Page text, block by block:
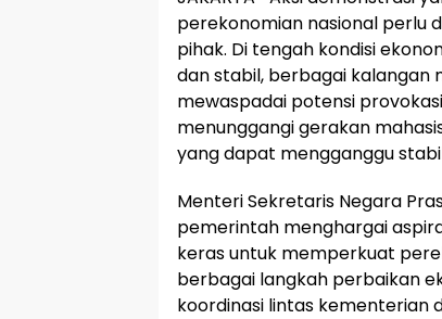
perekonomian nasional perlu
pihak. Di tengah kondisi
dan stabil, berbagai
mewaspadai potensi
menunggangi gerakan
yang dapat mengganggu
Menteri Sekretaris Negara
pemerintah menghargai
keras untuk memperkuat
berbagai langkah perbaikan
koordinasi lintas kementerian